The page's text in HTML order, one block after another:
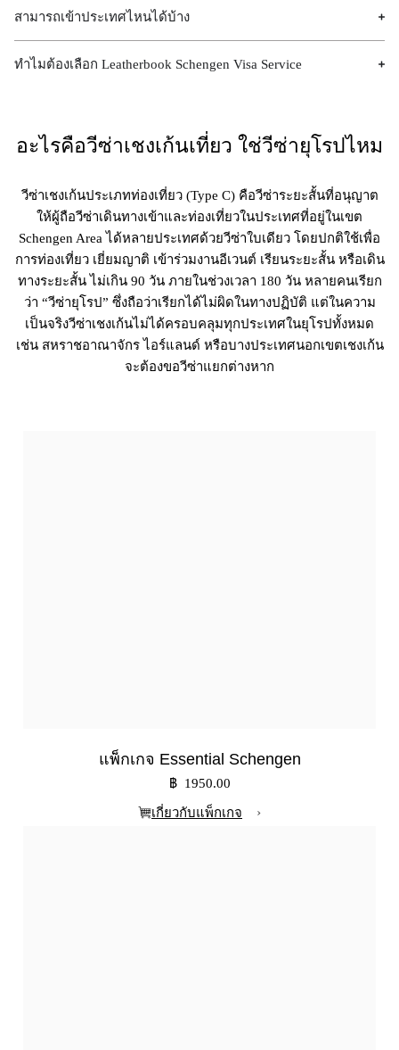
สามารถเข้าประเทศไหนได้บ้าง
ทำไมต้องเลือก​ Leatherbook Schengen Visa Service
อะไรคือวีซ่าเชงเก้นเที่ยว ใช่วีซ่ายุโรปไหม
วีซ่าเชงเก้นประเภทท่องเที่ยว (Type C) คือวีซ่าระยะสั้นที่อนุญาต
ให้ผู้ถือวีซ่าเดินทางเข้าและท่องเที่ยวในประเทศที่อยู่ในเขต
Schengen Area ได้หลายประเทศด้วยวีซ่าใบเดียว โดยปกติใช้เพื่อ
การท่องเที่ยว เยี่ยมญาติ เข้าร่วมงานอีเวนต์ เรียนระยะสั้น หรือเดิน
ทางระยะสั้น ไม่เกิน 90 วัน ภายในช่วงเวลา 180 วัน หลายคนเรียก
ว่า “วีซ่ายุโรป” ซึ่งถือว่าเรียกได้ไม่ผิดในทางปฏิบัติ แต่ในความ
เป็นจริงวีซ่าเชงเก้นไม่ได้ครอบคลุมทุกประเทศในยุโรปทั้งหมด
เช่น สหราชอาณาจักร ไอร์แลนด์ หรือบางประเทศนอกเขตเชงเก้น
จะต้องขอวีซ่าแยกต่างหาก
แพ็กเกจ Essential Schengen
฿ 1950.00
เกี่ยวกับแพ็กเกจ ›